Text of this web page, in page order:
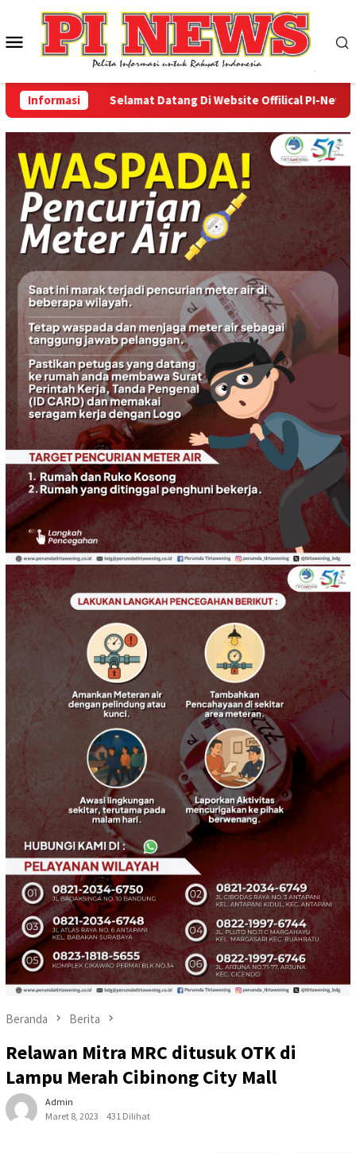
konten
Menu
Mobile
Informasi Selamat Datang Di Website Offilical PI-News
Beranda Berita
Relawan Mitra MRC ditusuk OTK di
Lampu Merah Cibinong City Mall
Admin
Maret 8, 2023
431 Dilihat